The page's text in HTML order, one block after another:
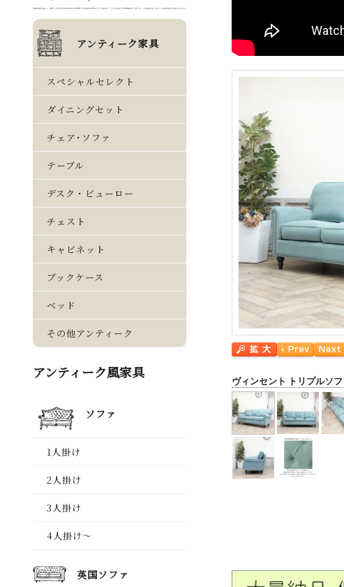
ヴィンセント トリプルソ